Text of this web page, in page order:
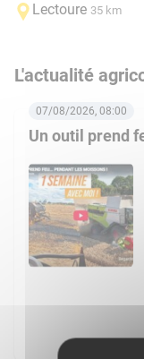
Lectoure 35 km
L'actualité
Un outil prend
07/08/2026, 08:00